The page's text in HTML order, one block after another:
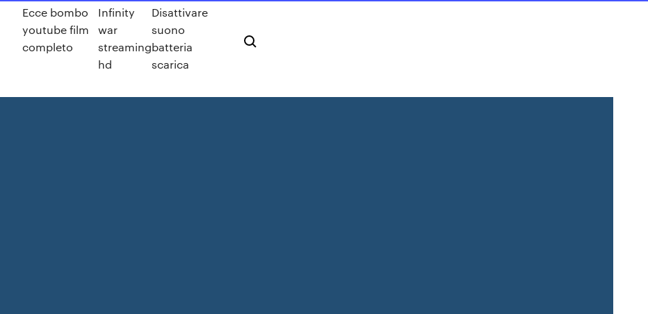
Ecce bombo
youtube film
completo
Infinity
war
streaming
hd
Disattivare
suono
batteria
scarica